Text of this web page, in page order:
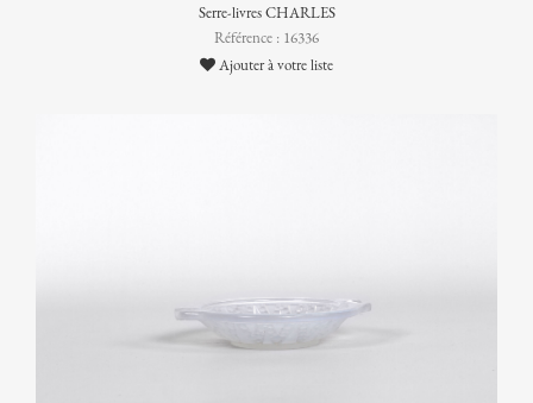
Serre-livres CHARLES
Référence : 16336
Ajouter à votre liste